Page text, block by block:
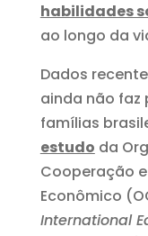
habilidades
ao longo da
Dados
ainda não faz
famílias
estudo da
Cooperação
Econômico
International